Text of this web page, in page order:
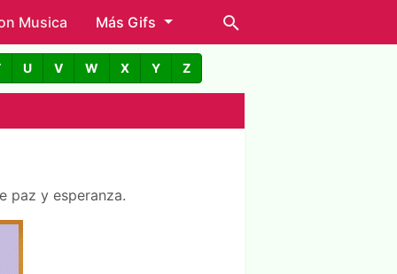
Musica Más Gifs
U V W X Y Z
paz y esperanza.